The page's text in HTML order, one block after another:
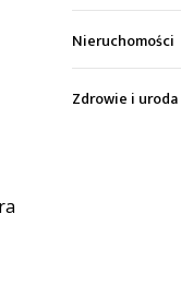
Nieruchomości
Zdrowie i uroda